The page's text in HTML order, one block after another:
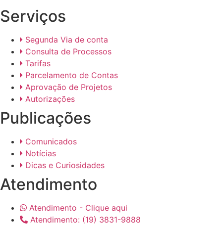
Serviços
Segunda Via de conta
Consulta de Processos
Tarifas
Parcelamento de Contas
Aprovação de Projetos
Autorizações
Publicações
Comunicados
Notícias
Dicas e Curiosidades
Atendimento
Atendimento - Clique aqui
Atendimento: (19) 3831-9888